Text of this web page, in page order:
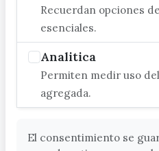
Recuerdan opciones
esenciales.
Analitica
Permiten medir uso
agregada.
El consentimiento se